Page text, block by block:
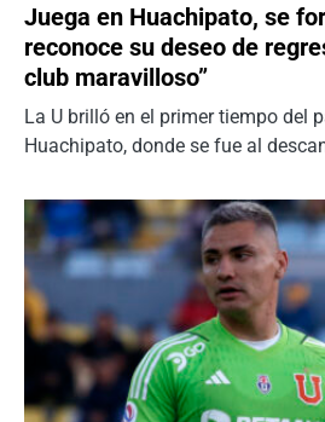
Juega en Huachipato, se
reconoce su deseo de
club maravilloso”
La U brilló en el primer tiempo del
Huachipato, donde se fue al